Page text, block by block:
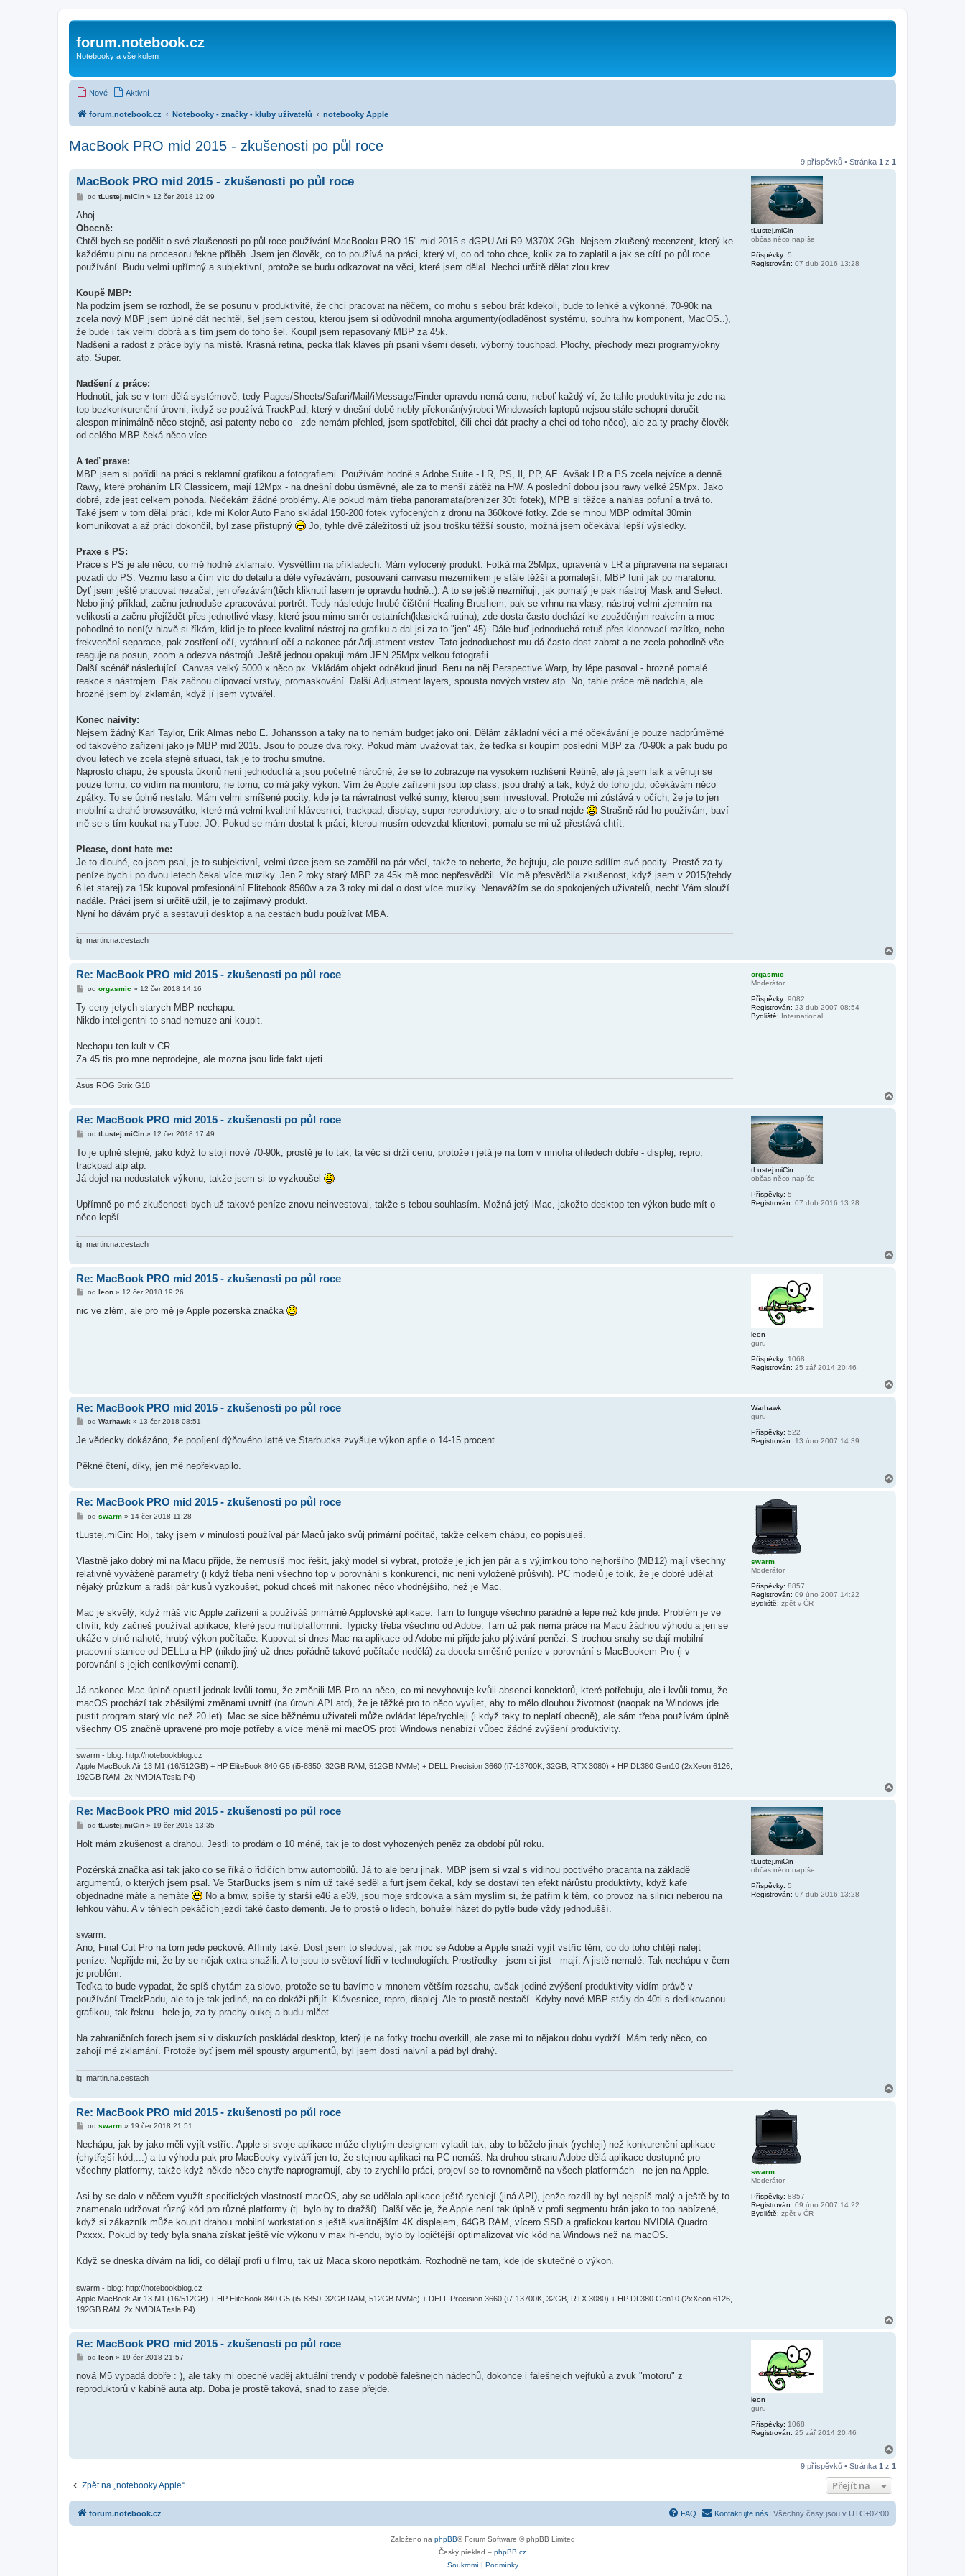
forum.notebook.cz
Notebooky a vše kolem
Nové Aktivní
forum.notebook.cz Notebooky - značky - kluby uživatelů notebooky Apple
MacBook PRO mid 2015 - zkušenosti po půl roce
9 příspěvků • Stránka 1 z 1
tLustej.miCin
občas něco napíše
Příspěvky: 5
Registrován: 07 dub 2016 13:28
MacBook PRO mid 2015 - zkušenosti po půl roce
P
í
p
ě
e
k
od tLustej.miCin» 12 čer 2018 12:09
Ahoj
Obecně:
Chtěl bych se podělit o své zkušenosti po půl roce používání MacBooku PRO 15" mid 2015 s dGPU Ati R9 M370X 2Gb. Nejsem zkušený recenzent, který ke
každému pinu na procesoru řekne příběh. Jsem jen člověk, co to používá na práci, který ví, co od toho chce, kolik za to zaplatil a jak se cítí po půl roce
používání. Budu velmi upřímný a subjektivní, protože se budu odkazovat na věci, které jsem dělal. Nechci určitě dělat zlou krev.
Koupě MBP:
Na podzim jsem se rozhodl, že se posunu v produktivitě, že chci pracovat na něčem, co mohu s sebou brát kdekoli, bude to lehké a výkonné. 70-90k na
zcela nový MBP jsem úplně dát nechtěl, šel jsem cestou, kterou jsem si odůvodnil mnoha argumenty(odladěnost systému, souhra hw komponent, MacOS..),
že bude i tak velmi dobrá a s tím jsem do toho šel. Koupil jsem repasovaný MBP za 45k.
Nadšení a radost z práce byly na místě. Krásná retina, pecka tlak kláves při psaní všemi deseti, výborný touchpad. Plochy, přechody mezi programy/okny
atp. Super.
Nadšení z práce:
Hodnotit, jak se v tom dělá systémově, tedy Pages/Sheets/Safari/Mail/iMessage/Finder opravdu nemá cenu, neboť každý ví, že tahle produktivita je zde na
top bezkonkurenční úrovni, ikdyž se používá TrackPad, který v dnešní době nebly překonán(výrobci Windowsích laptopů nejsou stále schopni doručit
alespon minimálně něco stejně, asi patenty nebo co - zde nemám přehled, jsem spotřebitel, čili chci dát prachy a chci od toho něco), ale za ty prachy člověk
od celého MBP čeká něco více.
A teď praxe:
MBP jsem si pořídil na práci s reklamní grafikou a fotografiemi. Používám hodně s Adobe Suite - LR, PS, Il, PP, AE. Avšak LR a PS zcela nejvíce a denně.
Rawy, které proháním LR Classicem, mají 12Mpx - na dnešní dobu úsměvné, ale za to menší zátěž na HW. A poslední dobou jsou rawy velké 25Mpx. Jako
dobré, zde jest celkem pohoda. Nečekám žádné problémy. Ale pokud mám třeba panoramata(brenizer 30ti fotek), MPB si těžce a nahlas pofuní a trvá to.
Také jsem v tom dělal práci, kde mi Kolor Auto Pano skládal 150-200 fotek vyfocených z dronu na 360kové fotky. Zde se mnou MBP odmítal 30min
komunikovat a až práci dokončil, byl zase přistupný
Jo, tyhle dvě záležitosti už jsou trošku těžší sousto, možná jsem očekával lepší výsledky.
Praxe s PS:
Práce s PS je ale něco, co mě hodně zklamalo. Vysvětlím na příkladech. Mám vyfocený produkt. Fotká má 25Mpx, upravená v LR a připravena na separaci
pozadí do PS. Vezmu laso a čím víc do detailu a déle vyřezávám, posouvání canvasu mezerníkem je stále těžší a pomalejší, MBP funí jak po maratonu.
Dyť jsem ještě pracovat nezačal, jen ořezávám(těch kliknutí lasem je opravdu hodně..). A to se ještě nezmiňuji, jak pomalý je pak nástroj Mask and Select.
Nebo jiný příklad, začnu jednoduše zpracovávat portrét. Tedy následuje hrubé čištění Healing Brushem, pak se vrhnu na vlasy, nástroj velmi zjemním na
velikosti a začnu přejíždět přes jednotlivé vlasy, které jsou mimo směr ostatních(klasická rutina), zde dosta často dochází ke zpožděným reakcím a moc
pohodlné to není(v hlavě si říkám, klid je to přece kvalitní nástroj na grafiku a dal jsi za to "jen" 45). Dále buď jednoduchá retuš přes klonovací razítko, nebo
frekvenční separace, pak zostření očí, vytáhnutí očí a nakonec pár Adjustment vrstev. Tato jednoduchost mu dá často dost zabrat a ne zcela pohodlně vše
reaguje na posun, zoom a odezva nástrojů. Ještě jednou opakuji mám JEN 25Mpx velkou fotografii.
Další scénář následující. Canvas velký 5000 x něco px. Vkládám objekt odněkud jinud. Beru na něj Perspective Warp, by lépe pasoval - hrozně pomalé
reakce s nástrojem. Pak začnou clipovací vrstvy, promaskování. Další Adjustment layers, spousta nových vrstev atp. No, tahle práce mě nadchla, ale
hrozně jsem byl zklamán, když jí jsem vytvářel.
Konec naivity:
Nejsem žádný Karl Taylor, Erik Almas nebo E. Johansson a taky na to nemám budget jako oni. Dělám základní věci a mé očekávání je pouze nadprůměrné
od takového zařízení jako je MBP mid 2015. Jsou to pouze dva roky. Pokud mám uvažovat tak, že teďka si koupím poslední MBP za 70-90k a pak budu po
dvou letech ve zcela stejné situaci, tak je to trochu smutné.
Naprosto chápu, že spousta úkonů není jednoduchá a jsou početně náročné, že se to zobrazuje na vysokém rozlišení Retině, ale já jsem laik a věnuji se
pouze tomu, co vidím na monitoru, ne tomu, co má jaký výkon. Vím že Apple zařízení jsou top class, jsou drahý a tak, když do toho jdu, očekávám něco
zpátky. To se úplně nestalo. Mám velmi smíšené pocity, kde je ta návratnost velké sumy, kterou jsem investoval. Protože mi zůstává v očích, že je to jen
mobilní a drahé browsovátko, které má velmi kvalitní klávesnici, trackpad, display, super reproduktory, ale o to snad nejde
Strašně rád ho používám, baví
mě se s tím koukat na yTube. JO. Pokud se mám dostat k práci, kterou musím odevzdat klientovi, pomalu se mi už přestává chtít.
Please, dont hate me:
Je to dlouhé, co jsem psal, je to subjektivní, velmi úzce jsem se zaměřil na pár věcí, takže to neberte, že hejtuju, ale pouze sdílím své pocity. Prostě za ty
peníze bych i po dvou letech čekal více muziky. Jen 2 roky starý MBP za 45k mě moc nepřesvědčil. Víc mě přesvědčila zkušenost, když jsem v 2015(tehdy
6 let starej) za 15k kupoval profesionální Elitebook 8560w a za 3 roky mi dal o dost více muziky. Nenavážím se do spokojených uživatelů, nechť Vám slouží
nadále. Práci jsem si určitě užil, je to zajímavý produkt.
Nyní ho dávám pryč a sestavuji desktop a na cestách budu používat MBA.
ig: martin.na.cestach
orgasmic
Moderátor
Příspěvky: 9082
Registrován: 23 dub 2007 08:54
Bydliště: International
Re: MacBook PRO mid 2015 - zkušenosti po půl roce
P
í
p
e
k
od orgasmic » 12 čer 2018 14:16
Ty ceny jetych starych MBP nechapu.
Nikdo inteligentni to snad nemuze ani koupit.
Nechapu ten kult v CR.
Za 45 tis pro mne neprodejne, ale mozna jsou lide fakt ujeti.
Asus ROG Strix G18
tLustej.miCin
občas něco napíše
Příspěvky: 5
Registrován: 07 dub 2016 13:28
Re: MacBook PRO mid 2015 - zkušenosti po půl roce
P
í
p
ě
k
od tLustej.miCin» 12 čer 2018 17:49
To je uplně stejné, jako když to stojí nové 70-90k, prostě je to tak, ta věc si drží cenu, protože i jetá je na tom v mnoha ohledech dobře - displej, repro,
trackpad atp atp.
Já dojel na nedostatek výkonu, takže jsem si to vyzkoušel
Upřímně po mé zkušenosti bych už takové peníze znovu neinvestoval, takže s tebou souhlasím. Možná jetý iMac, jakožto desktop ten výkon bude mít o
něco lepší.
ig: martin.na.cestach
leon
guru
Příspěvky: 1068
Registrován: 25 zář 2014 20:46
Re: MacBook PRO mid 2015 - zkušenosti po půl roce
P
í
od leon» 12 čer 2018 19:26
nic ve zlém, ale pro mě je Apple pozerská značka
Warhawk
guru
Příspěvky: 522
Registrován: 13 úno 2007 14:39
Re: MacBook PRO mid 2015 - zkušenosti po půl roce
P
í
ě
k
od Warhawk » 13 čer 2018 08:51
Je vědecky dokázáno, že popíjení dýňového latté ve Starbucks zvyšuje výkon apfle o 14-15 procent.
Pěkné čtení, díky, jen mě nepřekvapilo.
swarm
Moderátor
Příspěvky: 8857
Registrován: 09 úno 2007 14:22
Bydliště: zpět v ČR
Re: MacBook PRO mid 2015 - zkušenosti po půl roce
P
í
ě
e
k
od swarm» 14 čer 2018 11:28
tLustej.miCin: Hoj, taky jsem v minulosti používal pár Maců jako svůj primární počítač, takže celkem chápu, co popisuješ.
Vlastně jako dobrý mi na Macu přijde, že nemusíš moc řešit, jaký model si vybrat, protože je jich jen pár a s výjimkou toho nejhoršího (MB12) mají všechny
relativně vyvážené parametry (i když třeba není všechno top v porovnání s konkurencí, nic není vyloženě průšvih). PC modelů je tolik, že je dobré udělat
nějaký průzkum a radši pár kusů vyzkoušet, pokud chceš mít nakonec něco vhodnějšího, než je Mac.
Mac je skvělý, když máš víc Apple zařízení a používáš primárně Applovské aplikace. Tam to funguje všechno parádně a lépe než kde jinde. Problém je ve
chvíli, kdy začneš používat aplikace, které jsou multiplatformní. Typicky třeba všechno od Adobe. Tam už pak nemá práce na Macu žádnou výhodu a jen se
ukáže v plné nahotě, hrubý výkon počítače. Kupovat si dnes Mac na aplikace od Adobe mi přijde jako plýtvání penězi. S trochou snahy se dají mobilní
pracovní stanice od DELLu a HP (nikdo jiný už dnes pořádně takové počítače nedělá) za docela směšné peníze v porovnání s MacBookem Pro (i v
porovnání s jejich ceníkovými cenami).
Já nakonec Mac úplně opustil jednak kvůli tomu, že změnili MB Pro na něco, co mi nevyhovuje kvůli absenci konektorů, které potřebuju, ale i kvůli tomu, že
macOS prochází tak zběsilými změnami uvnitř (na úrovni API atd), že je těžké pro to něco vyvíjet, aby to mělo dlouhou životnost (naopak na Windows jde
pustit program starý víc než 20 let). Mac se sice běžnému uživateli může ovládat lépe/rychleji (i když taky to neplatí obecně), ale sám třeba používám úplně
všechny OS značně upravené pro moje potřeby a více méně mi macOS proti Windows nenabízí vůbec žádné zvýšení produktivity.
swarm - blog: http://notebookblog.cz
Apple MacBook Air 13 M1 (16/512GB) + HP EliteBook 840 G5 (i5-8350, 32GB RAM, 512GB NVMe) + DELL Precision 3660 (i7-13700K, 32GB, RTX 3080) + HP DL380 Gen10 (2xXeon 6126,
192GB RAM, 2x NVIDIA Tesla P4)
tLustej.miCin
občas něco napíše
Příspěvky: 5
Registrován: 07 dub 2016 13:28
Re: MacBook PRO mid 2015 - zkušenosti po půl roce
P
í
ě
e
k
od tLustej.miCin» 19 čer 2018 13:35
Holt mám zkušenost a drahou. Jestli to prodám o 10 méně, tak je to dost vyhozených peněz za období půl roku.
Pozérská značka asi tak jako co se říká o řidičích bmw automobilů. Já to ale beru jinak. MBP jsem si vzal s vidinou poctivého pracanta na základě
argumentů, o kterých jsem psal. Ve StarBucks jsem s ním už také seděl a furt jsem čekal, kdy se dostaví ten efekt nárůstu produktivty, když kafe
objednadné máte a nemáte
No a bmw, spíše ty starší e46 a e39, jsou moje srdcovka a sám myslím si, že patřím k těm, co provoz na silnici neberou na
lehkou váhu. A v těhlech pekáčích jezdí také často dementi. Je to prostě o lidech, bohužel házet do pytle bude vždy jednodušší.
swarm:
Ano, Final Cut Pro na tom jede peckově. Affinity také. Dost jsem to sledoval, jak moc se Adobe a Apple snaží vyjít vstříc těm, co do toho chtějí nalejt
peníze. Nepřijde mi, že by se nějak extra snažili. A to jsou to světoví lídři v technologiích. Prostředky - jsem si jist - mají. A jistě nemalé. Tak nechápu v čem
je problém.
Teďka to bude vypadat, že spíš chytám za slovo, protože se tu bavíme v mnohem větším rozsahu, avšak jediné zvýšení produktivity vidím právě v
používání TrackPadu, ale to je tak jediné, na co dokáži přijít. Klávesnice, repro, displej. Ale to prostě nestačí. Kdyby nové MBP stály do 40ti s dedikovanou
grafikou, tak řeknu - hele jo, za ty prachy oukej a budu mlčet.
Na zahraničních forech jsem si v diskuzích poskládal desktop, který je na fotky trochu overkill, ale zase mi to nějakou dobu vydrží. Mám tedy něco, co
zahojí mé zklamání. Protože byť jsem měl spousty argumentů, byl jsem dosti naivní a pád byl drahý.
ig: martin.na.cestach
swarm
Moderátor
Příspěvky: 8857
Registrován: 09 úno 2007 14:22
Bydliště: zpět v ČR
Re: MacBook PRO mid 2015 - zkušenosti po půl roce
P
í
p
ě
k
od swarm» 19 čer 2018 21:51
Nechápu, jak by jako měli vyjít vstříc. Apple si svoje aplikace může chytrým designem vyladit tak, aby to běželo jinak (rychleji) než konkurenční aplikace
(chytřejší kód,...) a tu výhodu pak pro MacBooky vytváří jen to, že stejnou aplikaci na PC nemáš. Na druhou stranu Adobe dělá aplikace dostupné pro
všechny platformy, takže když někde něco chytře naprogramují, aby to zrychlilo práci, projeví se to rovnoměrně na všech platformách - ne jen na Apple.
Asi by se dalo v něčem využít specifických vlastností macOS, aby se udělala aplikace ještě rychlejí (jiná API), jenže rozdíl by byl nejspíš malý a ještě by to
znamenalo udržovat různý kód pro různé platformy (tj. bylo by to dražší). Další věc je, že Apple není tak úplně v profi segmentu brán jako to top nabízené,
když si zákazník může koupit drahou mobilní workstation s ještě kvalitnějším 4K displejem, 64GB RAM, vícero SSD a grafickou kartou NVIDIA Quadro
Pxxxx. Pokud by tedy byla snaha získat ještě víc výkonu v max hi-endu, bylo by logičtější optimalizovat víc kód na Windows než na macOS.
Když se dneska dívám na lidi, co dělají profi u filmu, tak už Maca skoro nepotkám. Rozhodně ne tam, kde jde skutečně o výkon.
swarm - blog: http://notebookblog.cz
Apple MacBook Air 13 M1 (16/512GB) + HP EliteBook 840 G5 (i5-8350, 32GB RAM, 512GB NVMe) + DELL Precision 3660 (i7-13700K, 32GB, RTX 3080) + HP DL380 Gen10 (2xXeon 6126,
192GB RAM, 2x NVIDIA Tesla P4)
leon
guru
Příspěvky: 1068
Registrován: 25 zář 2014 20:46
Re: MacBook PRO mid 2015 - zkušenosti po půl roce
P
í
p
od leon» 19 čer 2018 21:57
nová M5 vypadá dobře : ), ale taky mi obecně vaděj aktuální trendy v podobě falešnejch nádechů, dokonce i falešnejch vejfuků a zvuk "motoru" z
reproduktorů v kabině auta atp. Doba je prostě taková, snad to zase přejde.
h
9 příspěvků • Stránka 1 z 1
Zpět na „notebooky Apple“ Přejít na
forum.notebook.cz Všechny časy jsou v UTC+02:00
Kontaktujte nás
FAQ
Založeno na phpBB® Forum Software © phpBB Limited
Český překlad – phpBB.cz
Soukromí| Podmínky